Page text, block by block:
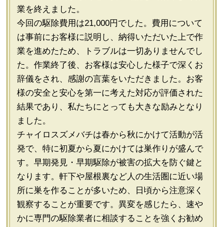
業を終えました。
今回の駆除費用は21,000円でした。費用について
は事前にお客様に説明し、納得いただいた上で作
業を進めたため、トラブルは一切ありませんでし
た。作業終了後、お客様は安心した様子で深くお
辞儀をされ、感謝の言葉をいただきました。お客
様の安全と安心を第一に考えた対応が評価された
結果であり、私たちにとっても大きな励みとなり
ました。
チャイロスズメバチは春から秋にかけて活動が活
発で、特に初夏から夏にかけては巣作りが盛んで
す。早期発見・早期駆除が被害の拡大を防ぐ鍵と
なります。軒下や屋根裏など人の生活圏に近い場
所に巣を作ることが多いため、日頃から注意深く
観察することが重要です。異変を感じたら、速や
かに専門の駆除業者に相談することを強くお勧め